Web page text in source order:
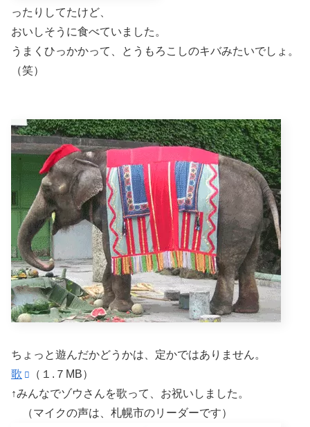
ったりしてたけど、
おいしそうに食べていました。
うまくひっかかって、とうもろこしのキバみたいでしょ。
（笑）
ちょっと遊んだかどうかは、定かではありません。
歌
（１.７MB）
↑みんなでゾウさんを歌って、お祝いしました。
（マイクの声は、札幌市のリーダーです）